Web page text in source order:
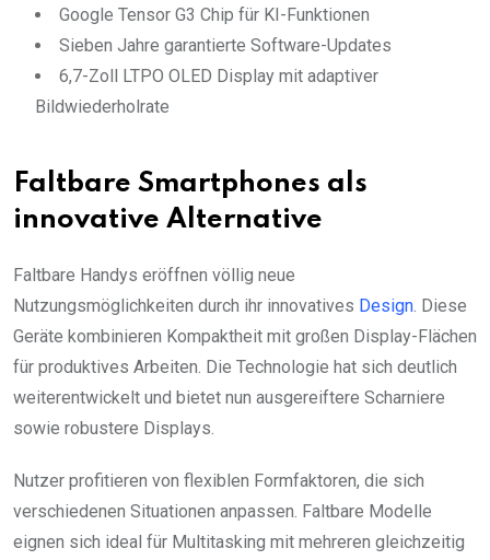
Google Tensor G3 Chip für KI-Funktionen
Sieben Jahre garantierte Software-Updates
6,7-Zoll LTPO OLED Display mit adaptiver
Bildwiederholrate
Faltbare Smartphones als
innovative Alternative
Faltbare Handys eröffnen völlig neue
Nutzungsmöglichkeiten durch ihr innovatives Design . Diese
Geräte kombinieren Kompaktheit mit großen Display-Flächen
für produktives Arbeiten. Die Technologie hat sich deutlich
weiterentwickelt und bietet nun ausgereiftere Scharniere
sowie robustere Displays.
Nutzer profitieren von flexiblen Formfaktoren, die sich
verschiedenen Situationen anpassen. Faltbare Modelle
eignen sich ideal für Multitasking mit mehreren gleichzeitig